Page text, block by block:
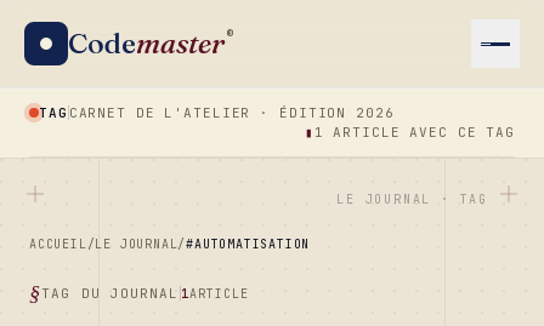
Codemaster®
TAG CARNET DE L'ATELIER · ÉDITION 2026
▮ 1 ARTICLE AVEC CE TAG
LE JOURNAL · TAG
ACCUEIL/LE JOURNAL/#AUTOMATISATION
TAG DU JOURNAL 1ARTICLE